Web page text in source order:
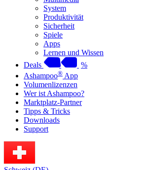
System
Produktivität
Sicherheit
Spiele
Apps
Lernen und Wissen
Deals
%
Ashampoo® App
Volumenlizenzen
Wer ist Ashampoo?
Marktplatz-Partner
Tipps & Tricks
Downloads
Support